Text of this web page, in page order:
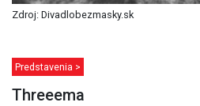
Zdroj: Divadlobezmasky.sk
Predstavenia >
Threeema